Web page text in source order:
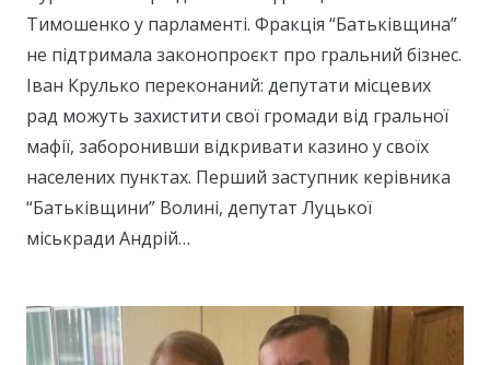
Тимошенко у парламенті. Фракція “Батьківщина”
не підтримала законопроєкт про гральний бізнес.
Іван Крулько переконаний: депутати місцевих
рад можуть захистити свої громади від гральної
мафії, заборонивши відкривати казино у своїх
населених пунктах. Перший заступник керівника
“Батьківщини” Волині, депутат Луцької
міськради Андрій…